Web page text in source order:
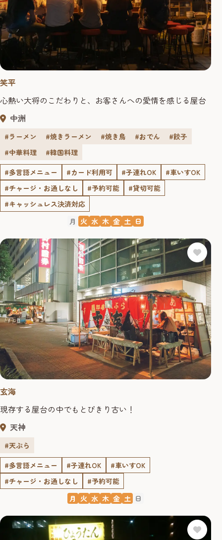
笑平
心熱い大将のこだわりと、お客さんへの愛情を感じる屋台
中洲
#ラーメン #焼きラーメン #焼き鳥 #おでん
#餃子
#中華料理
#韓国料理
#多言語メニュー
#カード利用可 #子連れOK
#車いすOK
#チャージ・お通しなし
#予約可能
#貸切可能
#キャッシュレス決済対応
月 火 水 木 金 土 日
玄海
現存する屋台の中でもとびきり古い！
天神
#天ぷら
#多言語メニュー
#子連れOK
#車いすOK
#チャージ・お通しなし
#予約可能
月 火 水 木 金 土 日